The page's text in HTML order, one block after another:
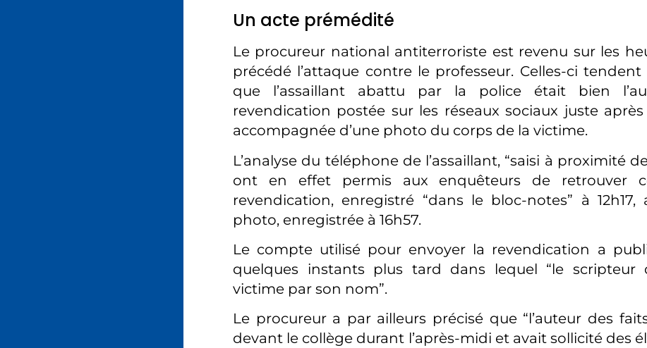
Un acte prémédité
Le procureur national antiterroriste est revenu sur les
précédé l’attaque contre le professeur. Celles-ci
que l’assaillant abattu par la police était bien
revendication postée sur les réseaux sociaux juste
accompagnée d’une photo du corps de la victime.
L’analyse du téléphone de l’assaillant, “saisi à proximité
ont en effet permis aux enquêteurs de retrouver
revendication, enregistré “dans le bloc-notes” à 12h17,
photo, enregistrée à 16h57.
Le compte utilisé pour envoyer la revendication a
quelques instants plus tard dans lequel “le scripteur
victime par son nom”.
Le procureur a par ailleurs précisé que “l’auteur des
devant le collège durant l’après-midi et avait sollicité des